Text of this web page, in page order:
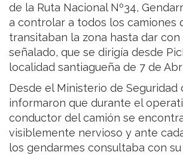
de la Ruta Nacional Nº34,
a controlar a todos los camiones
transitaban la zona hasta dar
señalado, que se dirigía desde
localidad santiagueña de 7 de
Desde el Ministerio de Seguridad
informaron que durante el
conductor del camión se
visiblemente nervioso y ante
los gendarmes consultaba con